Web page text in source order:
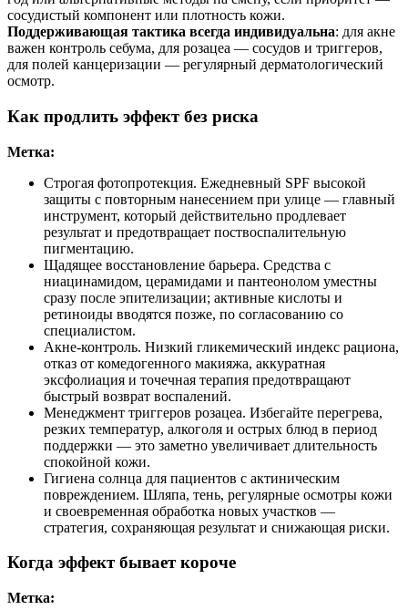
сосудистый компонент или плотность кожи.
Поддерживающая тактика всегда индивидуальна: для акне
важен контроль себума, для розацеа — сосудов и триггеров,
для полей канцеризации — регулярный дерматологический
осмотр.
Как продлить эффект без риска
Метка:
Строгая фотопротекция. Ежедневный SPF высокой
защиты с повторным нанесением при улице — главный
инструмент, который действительно продлевает
результат и предотвращает поствоспалительную
пигментацию.
Щадящее восстановление барьера. Средства с
ниацинамидом, церамидами и пантеонолом уместны
сразу после эпителизации; активные кислоты и
ретиноиды вводятся позже, по согласованию со
специалистом.
Акне-контроль. Низкий гликемический индекс рациона,
отказ от комедогенного макияжа, аккуратная
эксфолиация и точечная терапия предотвращают
быстрый возврат воспалений.
Менеджмент триггеров розацеа. Избегайте перегрева,
резких температур, алкоголя и острых блюд в период
поддержки — это заметно увеличивает длительность
спокойной кожи.
Гигиена солнца для пациентов с актиническим
повреждением. Шляпа, тень, регулярные осмотры кожи
и своевременная обработка новых участков —
стратегия, сохраняющая результат и снижающая риски.
Когда эффект бывает короче
Метка: